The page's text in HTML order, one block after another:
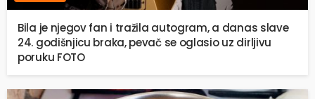
Bila je njegov fan i tražila autogram, a danas slave
24. godišnjicu braka, pevač se oglasio uz dirljivu
poruku FOTO